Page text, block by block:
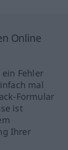
Online
Fehler
mal
Formular
ist
Ihrer